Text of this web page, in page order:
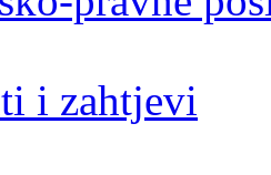
i zahtjevi